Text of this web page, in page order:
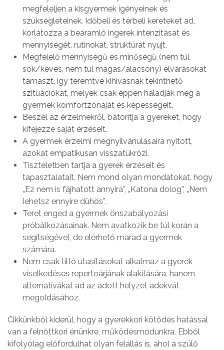
megfeleljen a kisgyermek igényeinek és
szükségleteinek. Időbeli és térbeli kereteket ad,
korlátozza a beáramló ingerek intenzitását és
mennyiségét, rutinokat, struktúrát nyújt.
Megfelelő mennyiségű és minőségű (nem túl
sok/kevés, nem túl magas/alacsony) elvárásokat
támaszt, így teremtve kihívásnak tekinthető
szituációkat, melyek csak éppen haladják meg a
gyermek komfortzónáját és képességeit.
Beszél az érzelmekről, bátorítja a gyereket, hogy
kifejezze saját érzéseit.
A gyermek érzelmi megnyilvánulásaira nyitott,
azokat empatikusan visszatükrözi.
Tiszteletben tartja a gyerek érzéseit és
tapasztalatait. Nem mond olyan mondatokat, hogy
„Ez nem is fájhatott annyira”, „Katona dolog”, „Nem
lehetsz ennyire dühös”.
Teret enged a gyermek önszabályozási
próbálkozásainak. Nem avatkozik be túl korán a
segítségével, de elérhető marad a gyermek
számára.
Nem csak tiltó utasításokat alkalmaz a gyerek
viselkedéses repertoárjának alakítására, hanem
alternatívákat ad az adott helyzet adekvát
megoldásához.
Cikkünkből kiderül, hogy a gyerekkori kötődés hatással
van a felnőttkori énünkre, működésmódunkra. Ebből
kifolyólag előfordulhat olyan felállás is, ahol a szülő